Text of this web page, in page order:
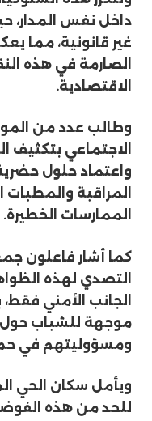
داخل نفس المدار،
غير قانونية، مما
الصارمة في هذه
الاقتصادية.
وطالب عدد من
الاجتماعي بتكثيف
واعتماد حلول
المراقبة
الممارسات الخطيرة.
كما أشار فاعلون
التصدي لهذه
الجانب الأمني
موجهة للشباب حول
ومسؤوليتهم في
ويأمل سكان الحي
للحد من هذه